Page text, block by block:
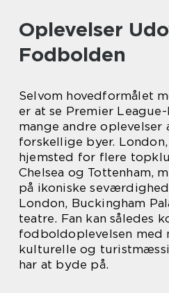
Oplevelser
Fodbolden
Selvom hovedformålet
er at se Premier
mange andre oplevelser
forskellige byer.
hjemsted for flere
Chelsea og Tottenham,
på ikoniske
London, Buckingham
teatre. Fan kan således
fodboldoplevelsen med
kulturelle og
har at byde på.